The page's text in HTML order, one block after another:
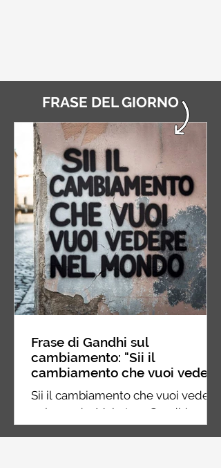
FRASE DEL GIORNO
Frase di Gandhi sul
cambiamento: "Sii il
cambiamento che vuoi vedere
nel mondo" - Frasi sui muri
Sii il cambiamento che vuoi vedere
nel mondo. Mahatma Gandhi